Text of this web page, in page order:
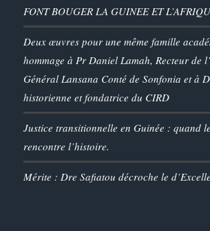
FONT BOUGER LA GUINEE ET
Deux œuvres pour une même famille
hommage à Pr Daniel Lamah, Recteur de
Général Lansana Conté de Sonfonia et à
historienne et fondatrice du CIRD
Justice transitionnelle en Guinée : quand
rencontre l’histoire.
Mérite : Dre Safiatou décroche le